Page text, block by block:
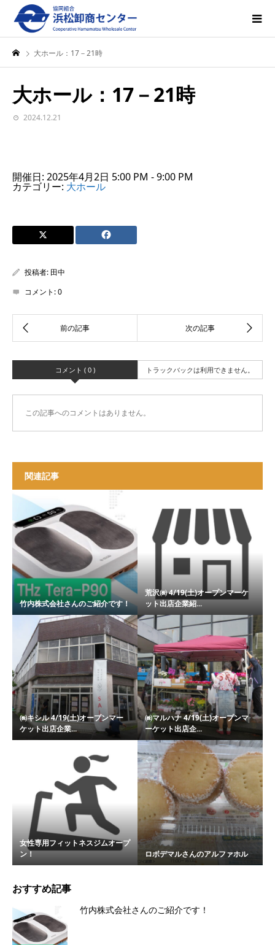
大ホール：17－21時
大ホール：17－21時
2024.12.21
開催日: 2025年4月2日 5:00 PM - 9:00 PM
カテゴリー: 大ホール
投稿者: 田中
コメント:0
コメント ( 0 ) トラックバックは利用できません。
この記事へのコメントはありません。
関連記事
竹内株式会社さんのご紹介です！
荒沢㈱ 4/19(土)オープンマーケ
ット出店企業紹...
㈱キシル 4/19(土)オープンマー
ケット出店企業...
㈱マルハナ 4/19(土)オープンマ
ーケット出店企...
女性専用フィットネスジムオープ
ン！
ロボデマルさんのアルファホル
おすすめ記事
竹内株式会社さんのご紹介です！